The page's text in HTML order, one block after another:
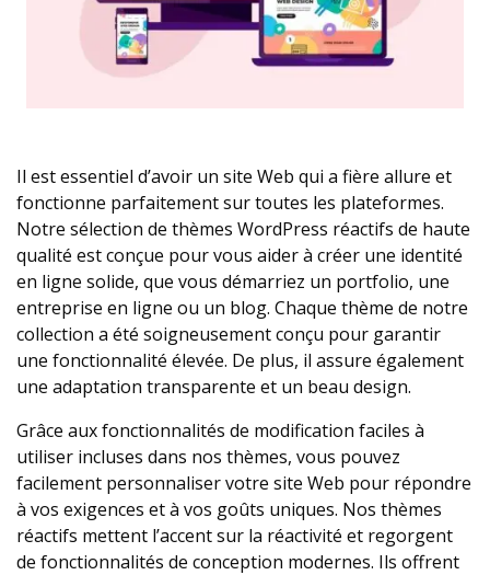
Il est essentiel d’avoir un site Web qui a fière allure et
fonctionne parfaitement sur toutes les plateformes.
Notre sélection de thèmes WordPress réactifs de haute
qualité est conçue pour vous aider à créer une identité
en ligne solide, que vous démarriez un portfolio, une
entreprise en ligne ou un blog. Chaque thème de notre
collection a été soigneusement conçu pour garantir
une fonctionnalité élevée. De plus, il assure également
une adaptation transparente et un beau design.
Grâce aux fonctionnalités de modification faciles à
utiliser incluses dans nos thèmes, vous pouvez
facilement personnaliser votre site Web pour répondre
à vos exigences et à vos goûts uniques. Nos thèmes
réactifs mettent l’accent sur la réactivité et regorgent
de fonctionnalités de conception modernes. Ils offrent